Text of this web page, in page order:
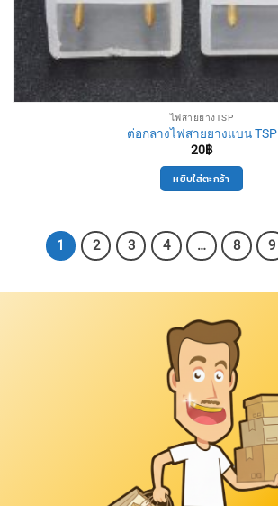
ไฟสายยางTSP
ต่อกลางไฟสายยางแบน TSP
20฿
หยิบใส่ตะกร้า
1 2 3 4 … 8 9